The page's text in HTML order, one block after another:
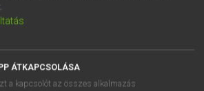
ÁTKAPCSOLÁSA
a kapcsolót az összes alkalmazás